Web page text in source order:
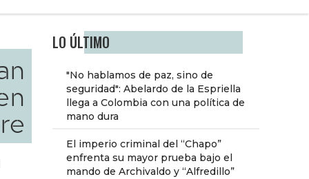
LO ÚLTIMO
"No hablamos de paz, sino de
seguridad": Abelardo de la Espriella
llega a Colombia con una política de
mano dura
El imperio criminal del “Chapo”
enfrenta su mayor prueba bajo el
mando de Archivaldo y “Alfredillo”